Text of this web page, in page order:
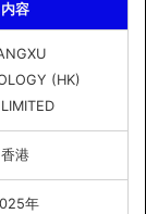
内容
(HK)
香港
年